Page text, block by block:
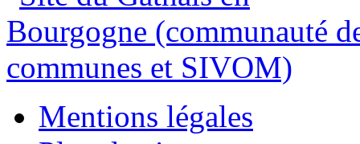
Mentions légales